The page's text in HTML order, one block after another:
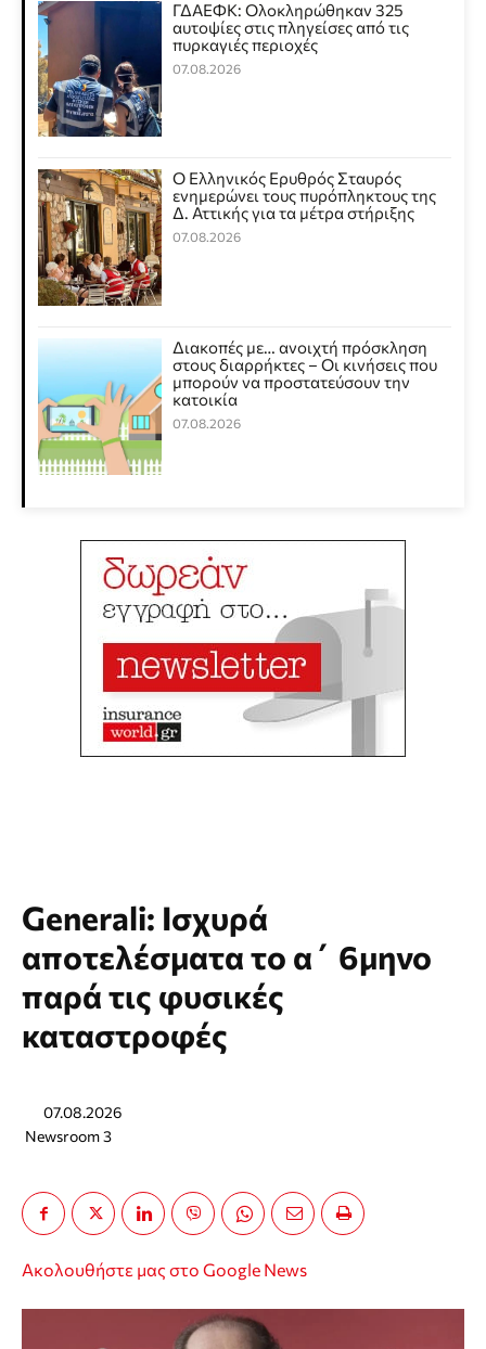
ΓΔΑΕΦΚ: Ολοκληρώθηκαν 325
αυτοψίες στις πληγείσες από τις
πυρκαγιές περιοχές
07.08.2026
Ο Ελληνικός Ερυθρός Σταυρός
ενημερώνει τους πυρόπληκτους της
Δ. Αττικής για τα μέτρα στήριξης
07.08.2026
Διακοπές με… ανοιχτή πρόσκληση
στους διαρρήκτες – Οι κινήσεις που
μπορούν να προστατεύσουν την
κατοικία
07.08.2026